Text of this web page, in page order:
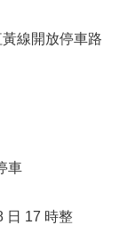
線開放停車路
車
日 17 時整